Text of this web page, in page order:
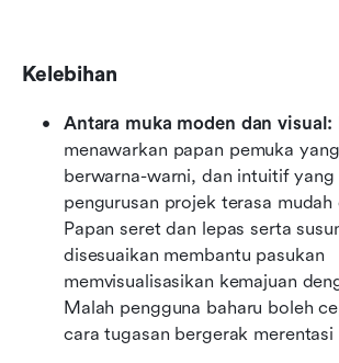
Kelebihan
Antara muka moden dan visual:
menawarkan papan pemuka
berwarna-warni, dan intuitif yang
pengurusan projek terasa mudah
Papan seret dan lepas serta
disesuaikan membantu pasukan
memvisualisasikan kemajuan
Malah pengguna baharu boleh
cara tugasan bergerak